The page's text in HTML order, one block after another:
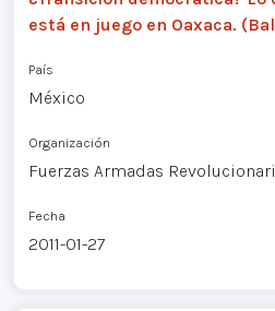
está en juego en Oaxaca.
País
México
Organización
Fuerzas Armadas
Fecha
2011-01-27